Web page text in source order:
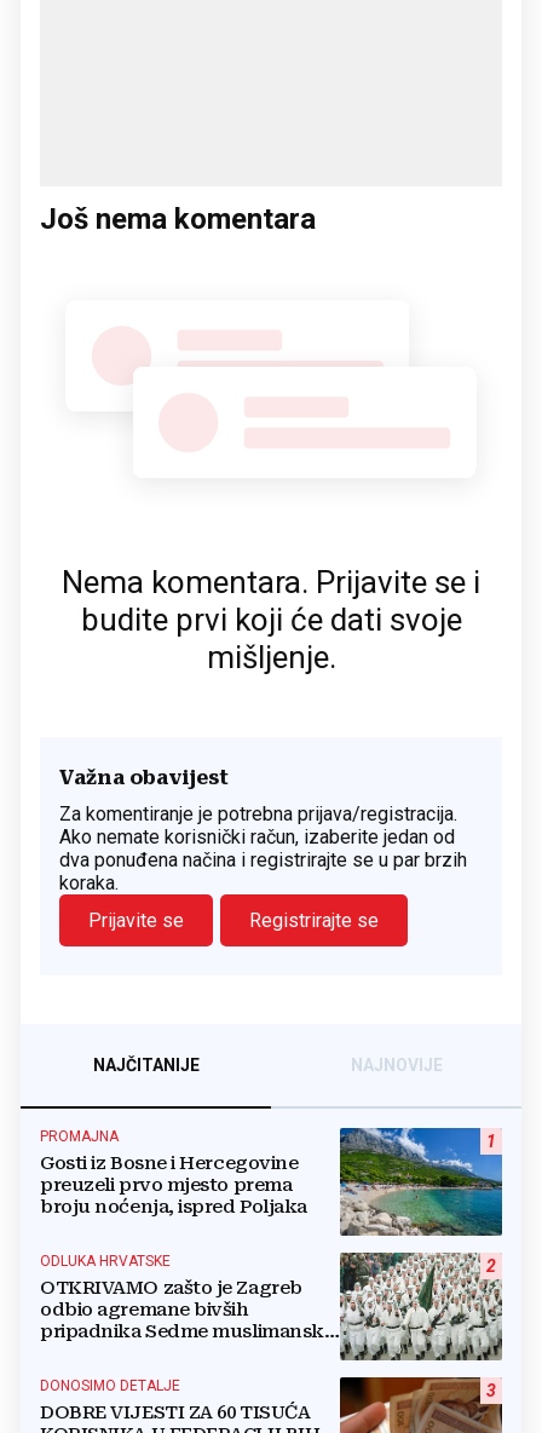
Još nema komentara
Nema komentara. Prijavite se i
budite prvi koji će dati svoje
mišljenje.
Važna obavijest
Za komentiranje je potrebna prijava/registracija.
Ako nemate korisnički račun, izaberite jedan od
dva ponuđena načina i registrirajte se u par brzih
koraka.
Prijavite se
Registrirajte se
NAJČITANIJE NAJNOVIJE
1
PROMAJNA
Gosti iz Bosne i Hercegovine
preuzeli prvo mjesto prema
broju noćenja, ispred Poljaka
2
ODLUKA HRVATSKE
OTKRIVAMO zašto je Zagreb
odbio agremane bivših
pripadnika Sedme muslimanske
3
DONOSIMO DETALJE
DOBRE VIJESTI ZA 60 TISUĆA